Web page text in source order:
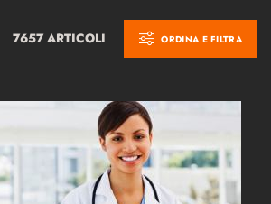
7657 ARTICOLI ORDINA E FILTRA